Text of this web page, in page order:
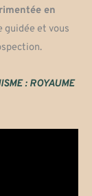
en
guidée et vous
: ROYAUME